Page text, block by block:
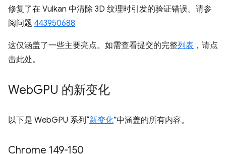
修复了在 Vulkan 中清除 3D 纹理时引发的验证错误。请参
阅问题 443950688
这仅涵盖了一些主要亮点。如需查看提交的完整列表 ，请点
击此处。
WebGPU 的新变化
以下是 WebGPU 系列“新变化”中涵盖的所有内容。
Chrome 149-150